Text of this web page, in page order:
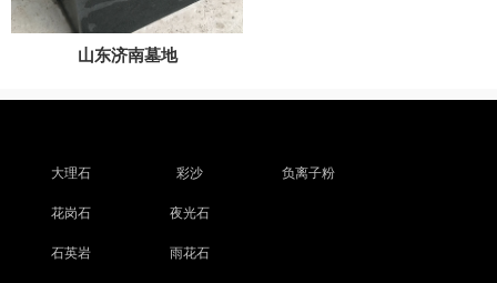
山东济南墓地
大理石
花岗石
石英岩
彩沙
夜光石
雨花石
负离子粉